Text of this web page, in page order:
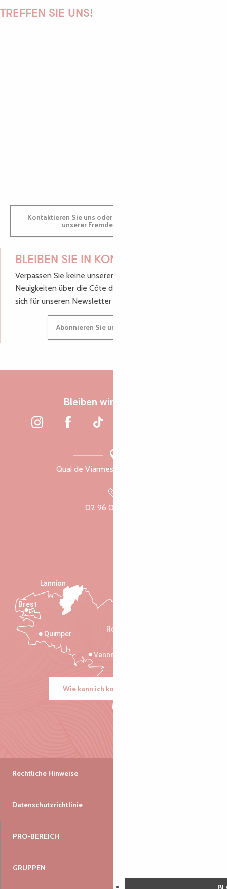
TREFFEN SIE UNS!
Kontaktieren Sie uns oder besuchen Sie uns in einem
unserer Fremdenverkehrsbüros.
BLEIBEN SIE IN KONTAKT!
Verpassen Sie keine unserer guten Tipps und
Neuigkeiten über die Côte de Granit Rose, melden Sie
sich für unseren Newsletter an.
Abonnieren Sie unseren Newsletter
Bleiben wir verbunden
Quai de Viarmes, 22300 Lannion
02 96 05 60 70
Rennes
Vannes
Quimper
Lannion
Brest
Wie kann ich kommen?
Rechtliche Hinweise
Datenschutzrichtlinie
PRO-BEREICH
GRUPPEN